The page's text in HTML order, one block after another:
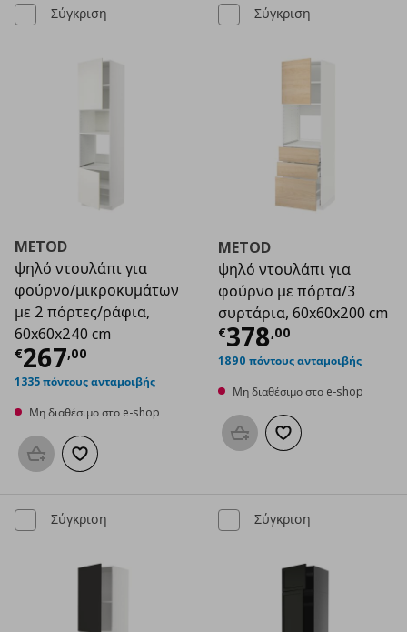
Σύγκριση
METOD
ψηλό ντουλάπι για
φούρνο/μικροκυμάτων
με 2 πόρτες/ράφια,
60x60x240 cm
€267,00
Τρέχουσα τιμή € 267,00
1335 πόντους ανταμοιβής
Μη διαθέσιμο στο e-shop
Προσθήκη στο καλάθι
Προσθήκη στα αγαπημένα
Σύγκριση
METOD
ψηλό ντουλάπι για
φούρνο με πόρτα/3
συρτάρια, 60x60x200 cm
€378,00
Τρέχουσα
1890 πόντους ανταμοιβής
Μη διαθέσιμο στο e-shop
Προσθήκη στο καλάθι
Προσθήκη στα
Σύγκριση Σύγκριση